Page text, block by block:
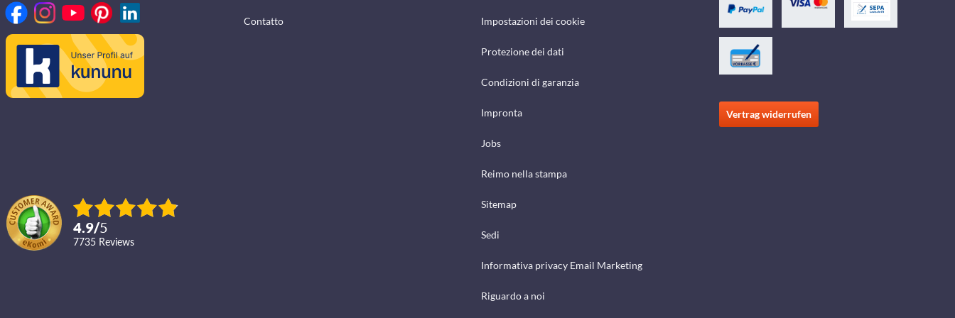
4.9/5
7735 reviews
Contatto Impostazioni dei cookie
Protezione dei dati
Condizioni di garanzia
Impronta
Jobs
Reimo nella stampa
Sitemap
Sedi
Informativa privacy Email Marketing
Riguardo a noi
Vertrag widerrufen